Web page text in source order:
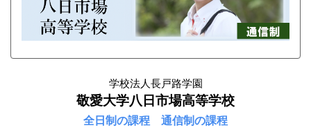
学校法人長戸路学園
敬愛大学八日市場高等学校
全日制の課程 通信制の課程